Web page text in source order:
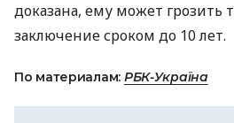
доказана, ему может грозить
заключение сроком до 10 лет.
По материалам: РБК-Україна